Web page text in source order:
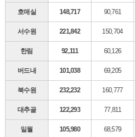
호매실 148,717 90,761
서수원 221,842 150,704
한림 92,111 60,126
버드내 101,038 69,205
북수원 232,232 160,777
대추골 122,293 77,811
일월 105,980 68,579